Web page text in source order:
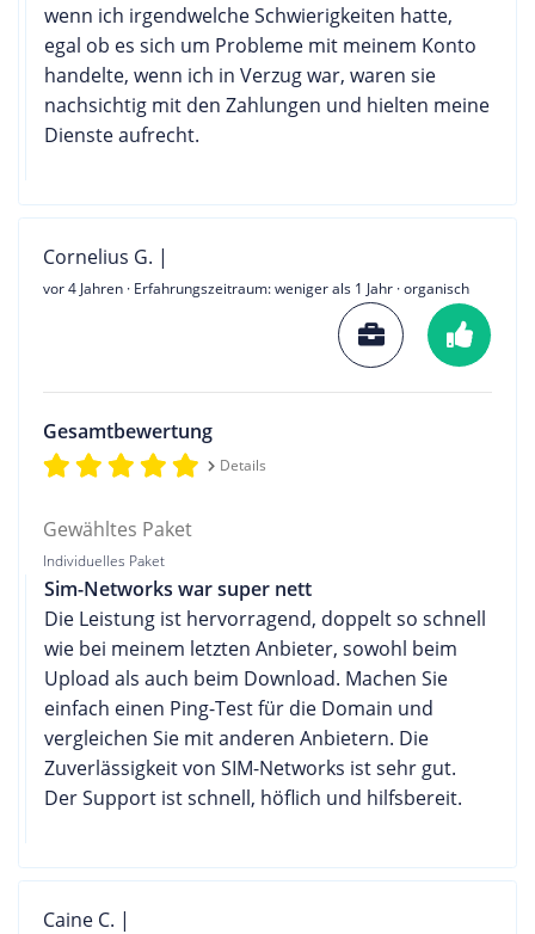
wenn ich irgendwelche Schwierigkeiten hatte,
egal ob es sich um Probleme mit meinem Konto
handelte, wenn ich in Verzug war, waren sie
nachsichtig mit den Zahlungen und hielten meine
Dienste aufrecht.
Cornelius G. |
vor 4 Jahren · Erfahrungszeitraum: weniger als 1 Jahr · organisch
Gesamtbewertung
Details
Gewähltes Paket
Individuelles Paket
Sim-Networks war super nett
Die Leistung ist hervorragend, doppelt so schnell
wie bei meinem letzten Anbieter, sowohl beim
Upload als auch beim Download. Machen Sie
einfach einen Ping-Test für die Domain und
vergleichen Sie mit anderen Anbietern. Die
Zuverlässigkeit von SIM-Networks ist sehr gut.
Der Support ist schnell, höflich und hilfsbereit.
Caine C. |